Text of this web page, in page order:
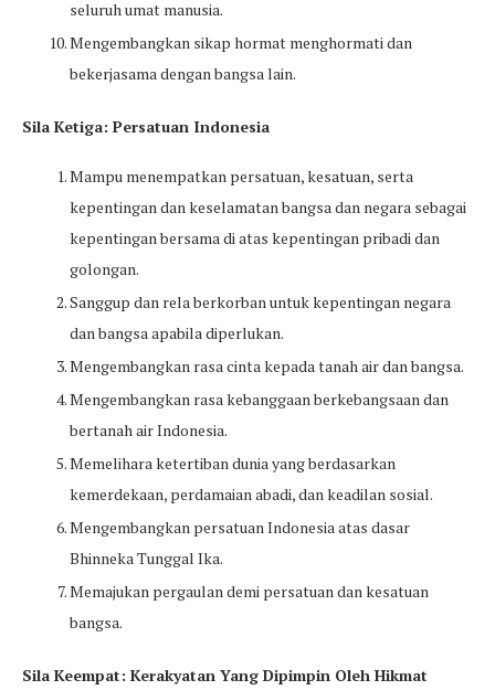
seluruh umat manusia.
Mengembangkan sikap hormat menghormati dan
bekerjasama dengan bangsa lain.
Sila Ketiga: Persatuan Indonesia
Mampu menempatkan persatuan, kesatuan, serta
kepentingan dan keselamatan bangsa dan negara sebagai
kepentingan bersama di atas kepentingan pribadi dan
golongan.
Sanggup dan rela berkorban untuk kepentingan negara
dan bangsa apabila diperlukan.
Mengembangkan rasa cinta kepada tanah air dan bangsa.
Mengembangkan rasa kebanggaan berkebangsaan dan
bertanah air Indonesia.
Memelihara ketertiban dunia yang berdasarkan
kemerdekaan, perdamaian abadi, dan keadilan sosial.
Mengembangkan persatuan Indonesia atas dasar
Bhinneka Tunggal Ika.
Memajukan pergaulan demi persatuan dan kesatuan
bangsa.
Sila Keempat: Kerakyatan Yang Dipimpin Oleh Hikmat